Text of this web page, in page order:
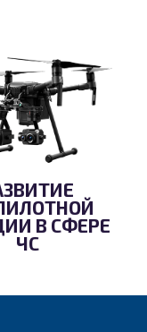
В СФЕРЕ
ЧС